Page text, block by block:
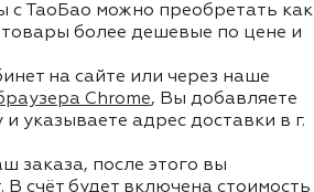
с ТаоБао можно преобретать как
более дешевые по цене и
на сайте или через наше
Chrome, Вы добавляете
указываете адрес доставки в г.
заказа, после этого вы
В счёт будет включена стоимость